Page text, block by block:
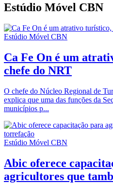
Estúdio Móvel CBN
Estúdio Móvel CBN
Ca Fe On é um
chefe do NRT
O chefe do Núcleo Regional de
explica que uma das funções da
municípios p...
Estúdio Móvel CBN
Abic oferece
agricultores que